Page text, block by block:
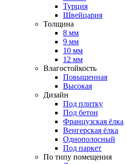
Турция
Швейцария
Толщина
8 мм
9 мм
10 мм
12 мм
Влагостойкость
Повышенная
Высокая
Дизайн
Под плитку
Под бетон
Французская ёлка
Венгерская ёлка
Однополосный
Под паркет
По типу помещения